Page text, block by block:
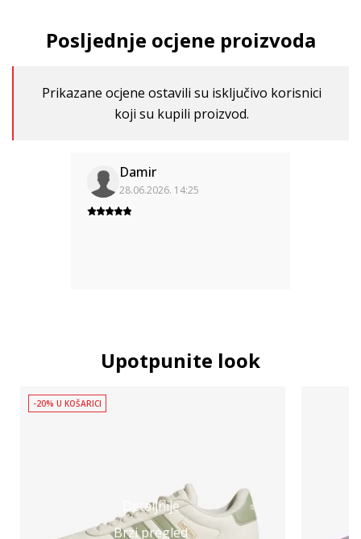
Posljednje ocjene proizvoda
Prikazane ocjene ostavili su isključivo korisnici
koji su kupili proizvod.
Damir
28.06.2026. 14:25
Upotpunite look
Detaljnije
Brzi pregled
-20% U KOŠARICI